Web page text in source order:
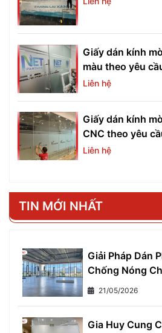
Giấy dán kính
màu theo yêu
Liên hệ
Giấy dán kính
CNC theo yêu
Liên hệ
TIN MỚI NHẤT
Giải Pháp Dán
Chống Nóng
- Giảm Ngay
21/05/2026
Gia Huy Cung